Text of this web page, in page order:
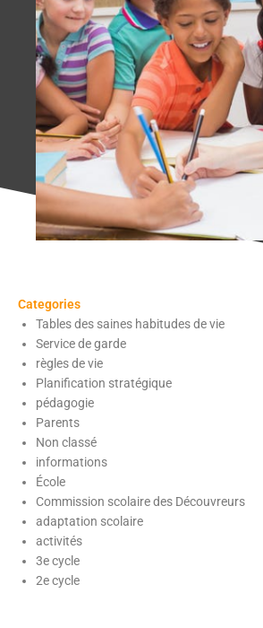
Categories
Tables des saines habitudes de vie
Service de garde
règles de vie
Planification stratégique
pédagogie
Parents
Non classé
informations
École
Commission scolaire des Découvreurs
adaptation scolaire
activités
3e cycle
2e cycle